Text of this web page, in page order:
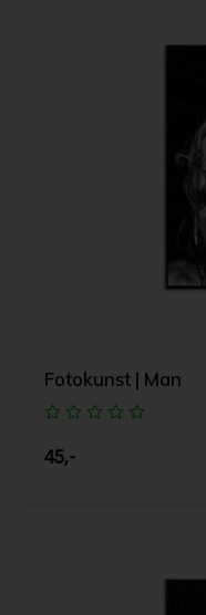
Fotokunst | Man
45,-